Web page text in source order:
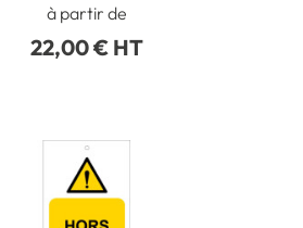
condamnation
à partir de
22,00 € HT